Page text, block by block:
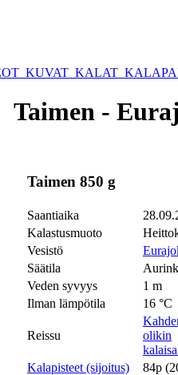
KUVAT KALAT
Taimen -
Taimen 850 g
Saantiaika
Kalastusmuoto
Vesistö
Säätila
Veden syvyys
1 m
Ilman lämpötila
16 °C
Reissu
olikin
Kalapisteet (sijoitus)
84p